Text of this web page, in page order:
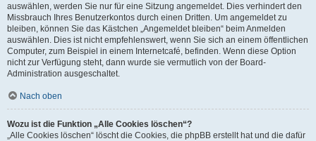
auswählen, werden Sie nur für eine Sitzung angemeldet. Dies verhindert den
Missbrauch Ihres Benutzerkontos durch einen Dritten. Um angemeldet zu
bleiben, können Sie das Kästchen „Angemeldet bleiben“ beim Anmelden
auswählen. Dies ist nicht empfehlenswert, wenn Sie sich an einem öffentlichen
Computer, zum Beispiel in einem Internetcafé, befinden. Wenn diese Option
nicht zur Verfügung steht, dann wurde sie vermutlich von der Board-
Administration ausgeschaltet.
Nach oben
Wozu ist die Funktion „Alle Cookies löschen“?
„Alle Cookies löschen“ löscht die Cookies, die phpBB erstellt hat und die dafür